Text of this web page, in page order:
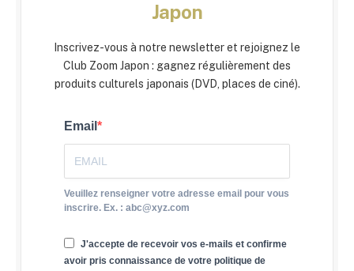
Japon
Inscrivez-vous à notre newsletter et rejoignez le
Club Zoom Japon : gagnez régulièrement des
produits culturels japonais (DVD, places de ciné).
Email
Veuillez renseigner votre adresse email pour vous
inscrire. Ex. : abc@xyz.com
J'accepte de recevoir vos e-mails et confirme
avoir pris connaissance de votre politique de